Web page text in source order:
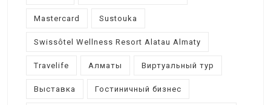
Mastercard Sustouka
Swissôtel Wellness Resort Alatau Almaty
Travelife Алматы Виртуальный тур
Выставка Гостиничный бизнес